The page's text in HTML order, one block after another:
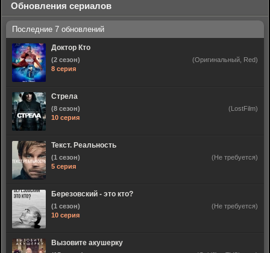
Обновления сериалов
Доктор Кто
(2 сезон)
8 серия
(Оригинальный, Red)
Стрела
(8 сезон)
10 серия
(LostFilm)
Текст. Реальность
(1 сезон)
5 серия
(Не требуется)
Березовский - это кто?
(1 сезон)
10 серия
(Не требуется)
Вызовите акушерку